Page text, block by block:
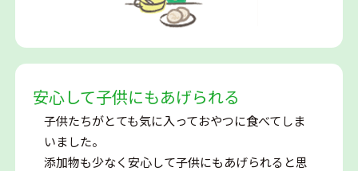
安心して子供にもあげられる
子供たちがとても気に入っておやつに食べてしま
いました。
添加物も少なく安心して子供にもあげられると思